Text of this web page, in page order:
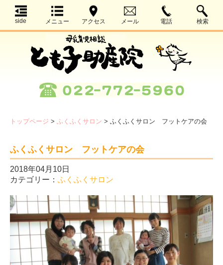
side メニュー アクセス メール 電話 検索
トップページ > ふくふくサロン > ふくふくサロン フットケアの会
ふくふくサロン フットケアの会
2018年04月10日
カテゴリー： ふくふくサロン